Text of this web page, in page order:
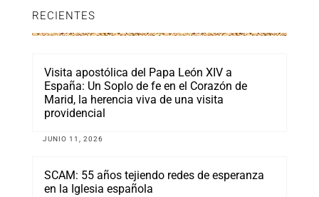
RECIENTES
Visita apostólica del Papa León XIV a
España: Un Soplo de fe en el Corazón de
Marid, la herencia viva de una visita
providencial
JUNIO 11, 2026
SCAM: 55 años tejiendo redes de esperanza
en la Iglesia española